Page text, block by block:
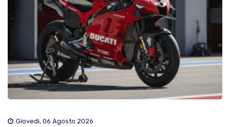
Giovedì, 06 Agosto 2026